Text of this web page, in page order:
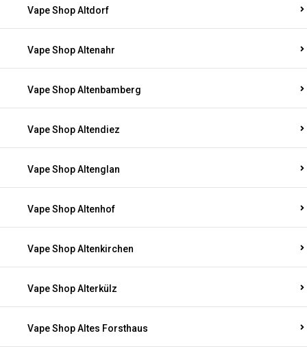
Vape Shop Altdorf
Vape Shop Altenahr
Vape Shop Altenbamberg
Vape Shop Altendiez
Vape Shop Altenglan
Vape Shop Altenhof
Vape Shop Altenkirchen
Vape Shop Alterkülz
Vape Shop Altes Forsthaus